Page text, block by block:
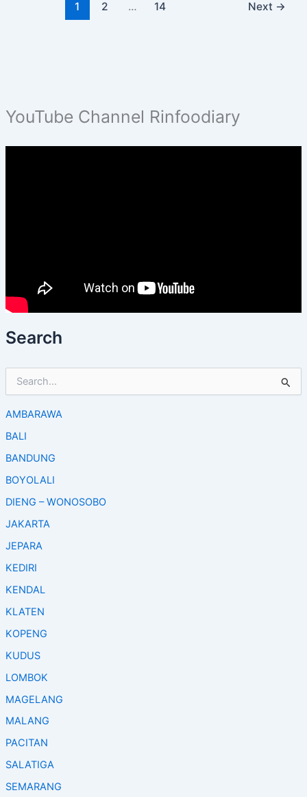
YouTube Channel Rinfoodiary
Search
r
h
f
r
:
AMBARAWA
BALI
BANDUNG
BOYOLALI
DIENG – WONOSOBO
JAKARTA
JEPARA
KEDIRI
KENDAL
KLATEN
KOPENG
KUDUS
LOMBOK
MAGELANG
MALANG
PACITAN
SALATIGA
SEMARANG
1 2 … 14 Next →